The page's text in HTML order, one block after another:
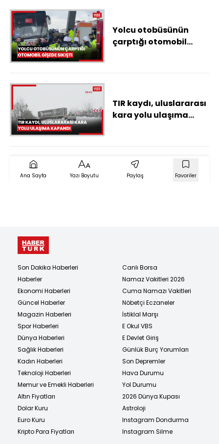
Yolcu otobüsünün
çarptığı otomobil
TIR kaydı, uluslararası
kara yolu ulaşıma
Ana Sayfa Yazı Boyutu Paylaş Favoriler
Son Dakika Haberleri
Haberler
Ekonomi Haberleri
Güncel Haberler
Magazin Haberleri
Spor Haberleri
Dünya Haberleri
Sağlık Haberleri
Kadın Haberleri
Teknoloji Haberleri
Memur ve Emekli Haberleri
Altın Fiyatları
Dolar Kuru
Euro Kuru
Kripto Para Fiyatları
Canlı Borsa
Namaz Vakitleri 2026
Cuma Namazı Vakitleri
Nöbetçi Eczaneler
İstiklal Marşı
E Okul VBS
E Devlet Giriş
Günlük Burç Yorumları
Son Depremler
Hava Durumu
Yol Durumu
2026 Dünya Kupası
Astroloji
Instagram Dondurma
Instagram Silme